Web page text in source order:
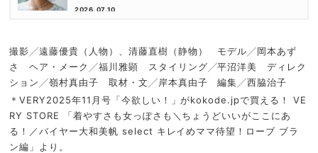
2026.07.10
撮影╱遠藤優貴（人物）、清藤直樹（静物） モデル╱岡本あず
さ ヘア・メーク╱福川雅顕 スタイリング╱平沼洋美 ディレク
ション╱嶺村真由子 取材・文╱岸本真由子 編集╱西脇治子
＊VERY2025年11月号「今欲しい！」がkokode.jpで買える！ VE
RY STORE 「着やすさも女っぽさも＼ちょうどいいがここにあ
る！／バイヤー大和美帆 select キレイめママ待望！ローブ ブラ
ン編」より。